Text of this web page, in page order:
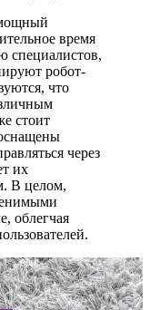
время
специалистов,
робот-
что
стоит
через
их
В целом,
облегчая